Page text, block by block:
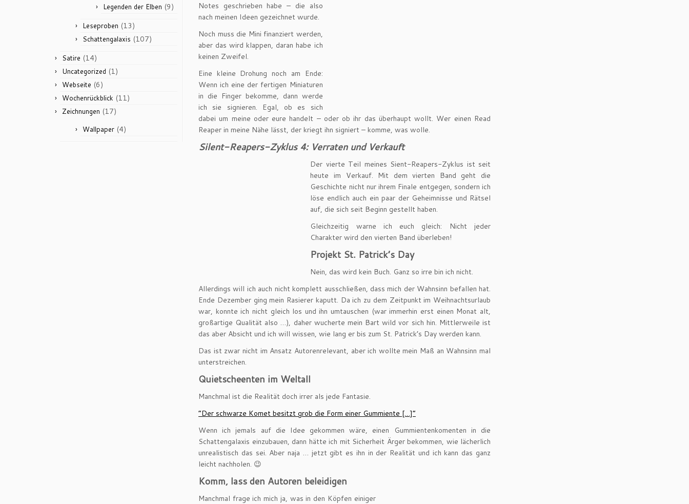
Legenden der Elben (9)
Leseproben (13)
Schattengalaxis (107)
Satire (14)
Uncategorized (1)
Webseite (6)
Wochenrückblick (11)
Zeichnungen (17)
Wallpaper (4)
Notes geschrieben habe – die also
nach meinen Ideen gezeichnet wurde.
Noch muss die Mini finanziert werden,
aber das wird klappen, daran habe ich
keinen Zweifel.
Eine kleine Drohung noch am Ende:
Wenn ich eine der fertigen Miniaturen
in die Finger bekomme, dann werde
ich sie signieren. Egal, ob es sich
dabei um meine oder eure handelt – oder ob ihr das überhaupt wollt. Wer einen Read
Reaper in meine Nähe lässt, der kriegt ihn signiert – komme, was wolle.
Silent-Reapers-Zyklus 4: Verraten und Verkauft
Der vierte Teil meines Sient-Reapers-Zyklus ist seit
heute im Verkauf. Mit dem vierten Band geht die
Geschichte nicht nur ihrem Finale entgegen, sondern ich
löse endlich auch ein paar der Geheimnisse und Rätsel
auf, die sich seit Beginn gestellt haben.
Gleichzeitig warne ich euch gleich: Nicht jeder
Charakter wird den vierten Band überleben!
Projekt St. Patrick’s Day
Nein, das wird kein Buch. Ganz so irre bin ich nicht.
Allerdings will ich auch nicht komplett ausschließen, dass mich der Wahnsinn befallen hat.
Ende Dezember ging mein Rasierer kaputt. Da ich zu dem Zeitpunkt im Weihnachtsurlaub
war, konnte ich nicht gleich los und ihn umtauschen (war immerhin erst einen Monat alt,
großartige Qualität also …), daher wucherte mein Bart wild vor sich hin. Mittlerweile ist
das aber Absicht und ich will wissen, wie lang er bis zum St. Patrick’s Day werden kann.
Das ist zwar nicht im Ansatz Autorenrelevant, aber ich wollte mein Maß an Wahnsinn mal
unterstreichen.
Quietscheenten im Weltall
Manchmal ist die Realität doch irrer als jede Fantasie.
“Der schwarze Komet besitzt grob die Form einer Gummiente […]”
Wenn ich jemals auf die Idee gekommen wäre, einen Gummientenkomenten in die
Schattengalaxis einzubauen, dann hätte ich mit Sicherheit Ärger bekommen, wie lächerlich
unrealistisch das sei. Aber naja … jetzt gibt es ihn in der Realität und ich kann das ganz
leicht nachholen. 😉
Komm, lass den Autoren beleidigen
Manchmal frage ich mich ja, was in den Köpfen einiger